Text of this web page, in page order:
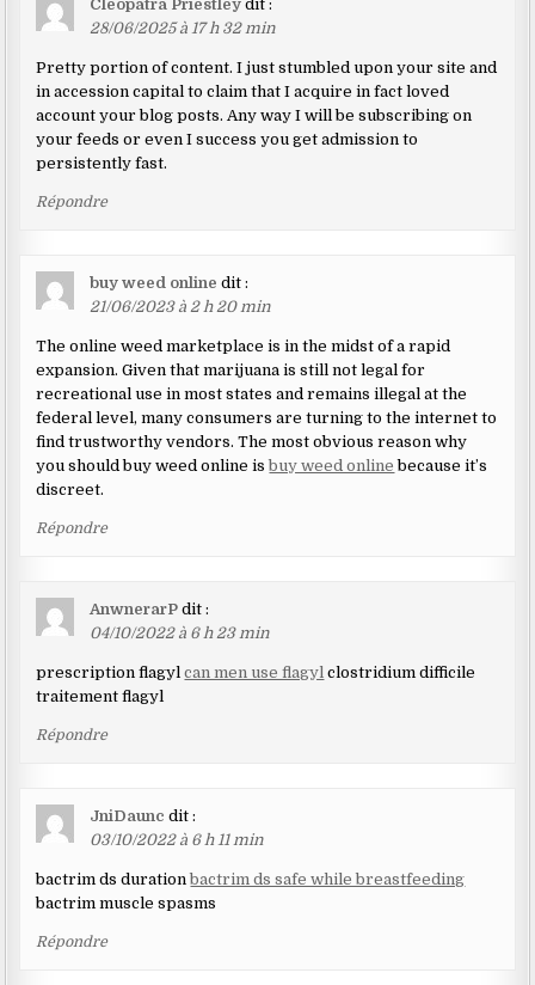
Cleopatra Priestley dit :
28/06/2025 à 17 h 32 min
Pretty portion of content. I just stumbled upon your site and
in accession capital to claim that I acquire in fact loved
account your blog posts. Any way I will be subscribing on
your feeds or even I success you get admission to
persistently fast.
Répondre
buy weed online dit :
21/06/2023 à 2 h 20 min
The online weed marketplace is in the midst of a rapid
expansion. Given that marijuana is still not legal for
recreational use in most states and remains illegal at the
federal level, many consumers are turning to the internet to
find trustworthy vendors. The most obvious reason why
you should buy weed online isbuy weed online because it’s
discreet.
Répondre
AnwnerarP dit :
04/10/2022 à 6 h 23 min
prescription flagylcan men use flagyl clostridium difficile
traitement flagyl
Répondre
JniDaunc dit :
03/10/2022 à 6 h 11 min
bactrim ds durationbactrim ds safe while breastfeeding
bactrim muscle spasms
Répondre